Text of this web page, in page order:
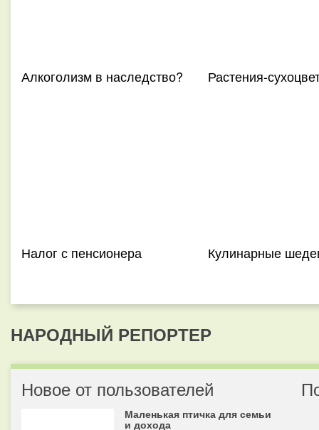
Алкоголизм в наследство? Растения-
Налог с пенсионера Кулинарные
НАРОДНЫЙ РЕПОРТЕР
Новое от пользователей
Маленькая птичка для семьи
и дохода